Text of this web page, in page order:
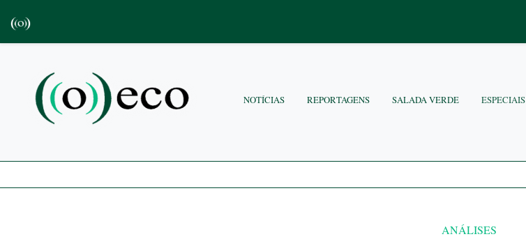
NOTÍCIAS REPORTAGENS SALADA VERDE ESPECIAIS
ANÁLISES